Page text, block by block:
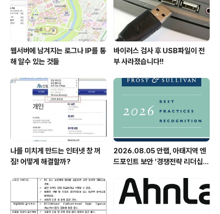
웹서버에 남겨지는 로그나 IP를 통
해 알수 있는 것들
바이러스 검사 후 USB파일이 전
부 사라졌습니다!!
나를 미치게 만드는 인터넷 창 꺼
짐! 어떻게 해결할까?
2026.08.05 안랩, 아태지역 엔
드포인트 보안 ‘경쟁전략 리더십’